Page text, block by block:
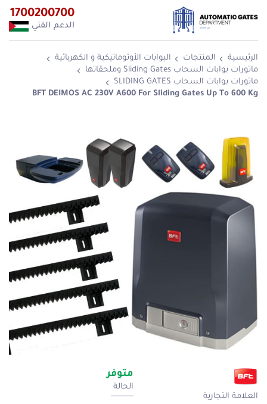
1700200700
الدعم الفني
الرئيسية المنتجات
البوابات الأوتوماتيكية و الكهربائية
ماتورات بوابات السحاب Sliding Gates وملحقاتها
ماتورات بوابات السحاب SLIDING GATES
BFT DEIMOS AC 230V A600 For Sliding Gates Up To 600 Kg
العلامة التجارية
متوفر
الحالة